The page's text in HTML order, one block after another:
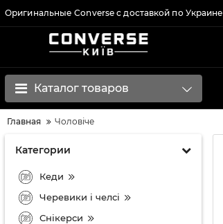
Оригинальные Converse с доставкой по Украине
Каталог товаров
Главная Чоловічe
Категории
Кеди
Черевики і челсі
Снікерси